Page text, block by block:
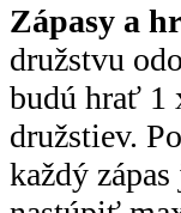
Zápasy a
družstvu
budú hrať 1
družstiev.
každý